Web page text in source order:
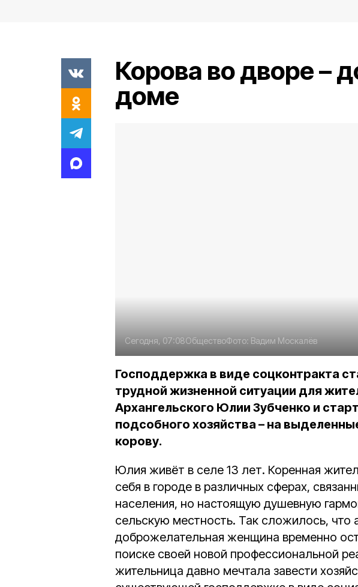
Корова во дворе –
доме
Сегодня, 07:08ОбществоФото: Вадим Москалёв
Господдержка в виде соцконтракта
трудной жизненной ситуации для
Архангельского Юлии Зубченко и
подсобного хозяйства – на
корову.
Юлия живёт в селе 13 лет. Коренная
себя в городе в различных сферах,
населения, но настоящую душевную
сельскую местность. Так сложилось, что
доброжелательная женщина временно
поиске своей новой профессиональной
жительница давно мечтала завести